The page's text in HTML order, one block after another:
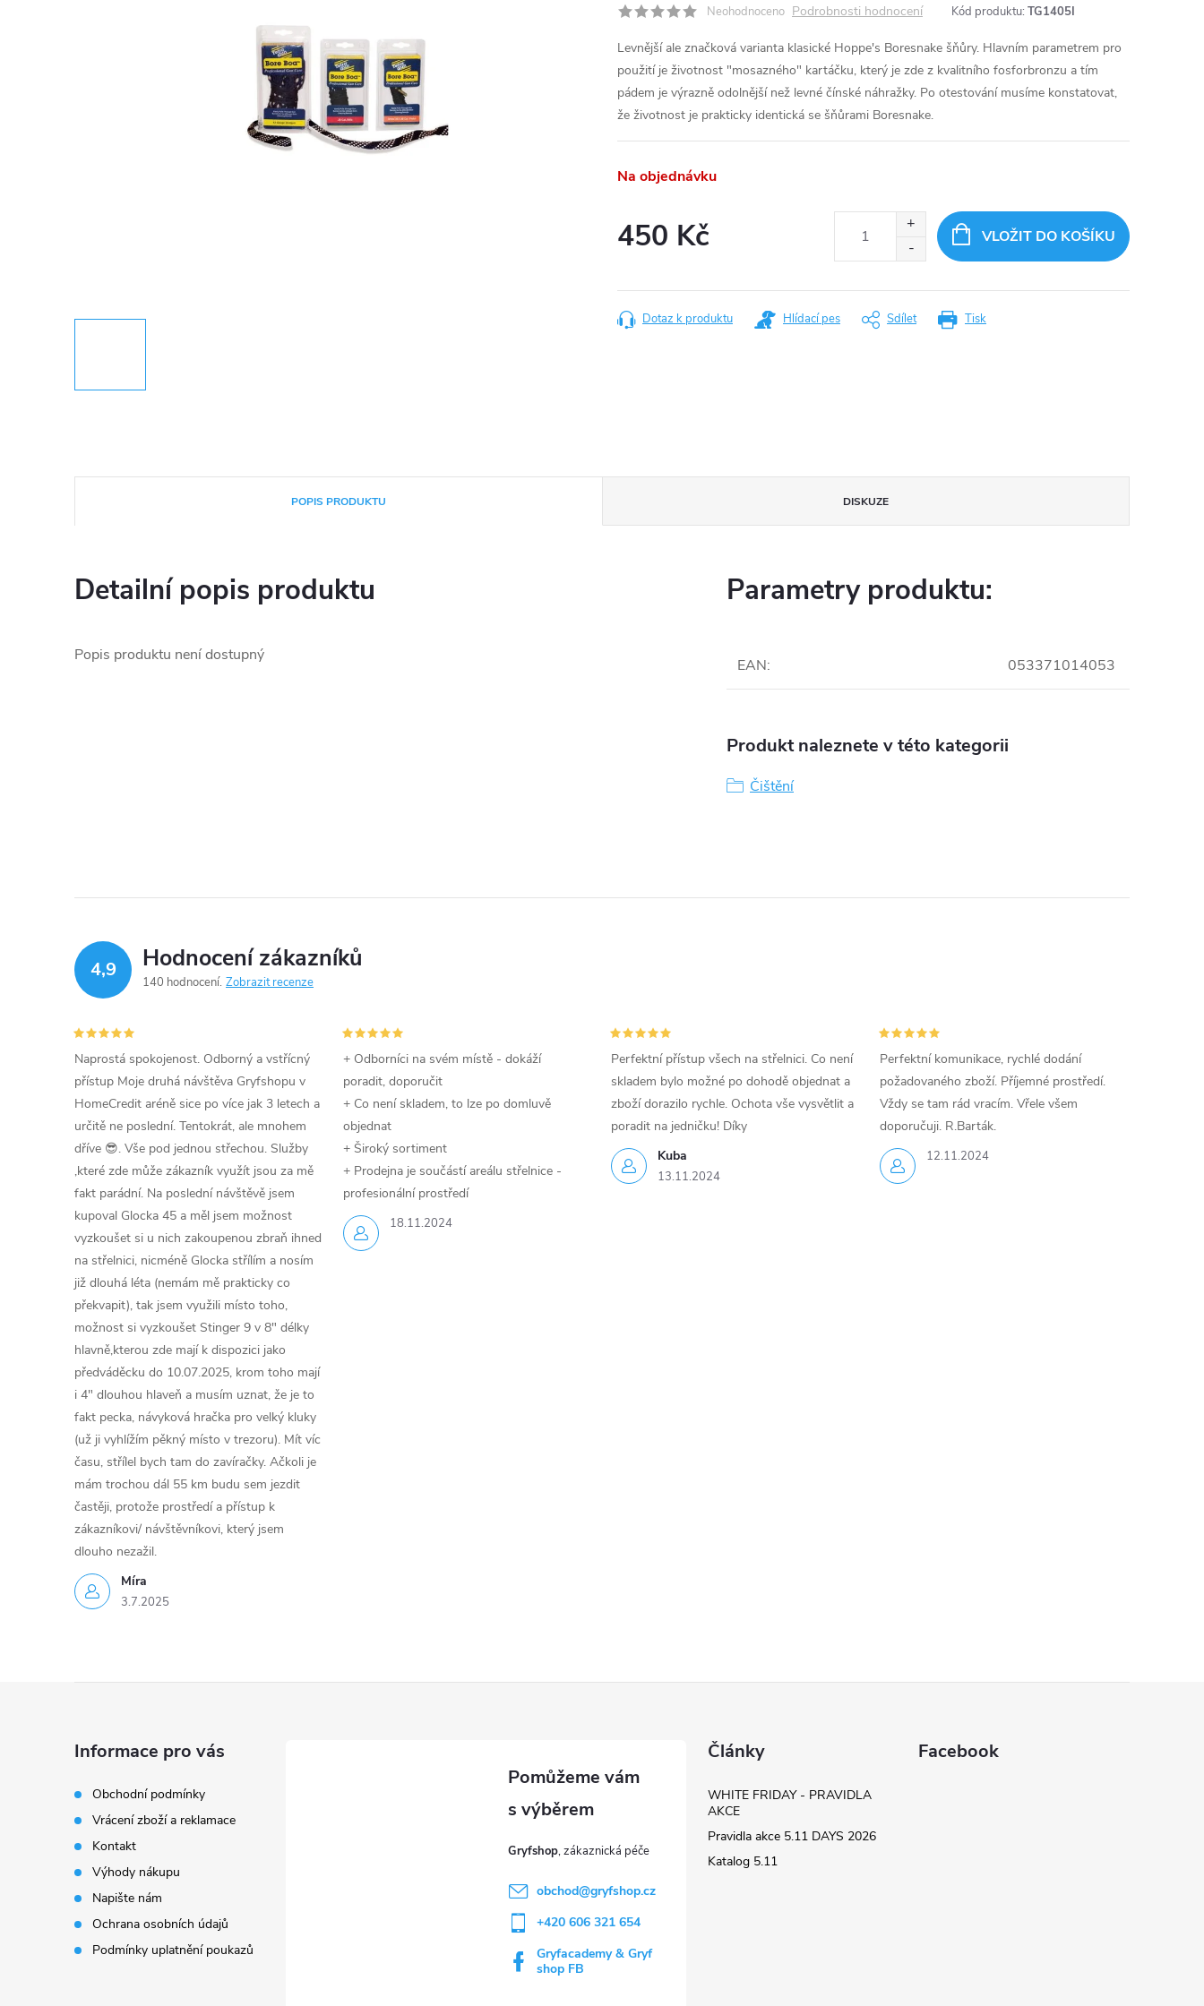
Neohodnoceno Podrobnosti hodnocení Kód produktu: TG1405I
Levnější ale značková varianta klasické Hoppe's Boresnake šňůry. Hlavním parametrem pro
použití je životnost "mosazného" kartáčku, který je zde z kvalitního fosforbronzu a tím
pádem je výrazně odolnější než levné čínské náhražky. Po otestování musíme konstatovat,
že životnost je prakticky identická se šňůrami Boresnake.
Na objednávku
450 Kč VLOŽIT DO KOŠÍKU
Tisk
Dotaz k produktu Hlídací pes Sdílet
POPIS PRODUKTU DISKUZE
Detailní popis produktu
Popis produktu není dostupný
Parametry produktu:
EAN: 053371014053
Produkt naleznete v této kategorii
Čištění
4,9 Hodnocení zákazníků
140 hodnocení Zobrazit recenze
Míra
3.7.2025
Naprostá spokojenost. Odborný a vstřícný
přístup Moje druhá návštěva Gryfshopu v
HomeCredit aréně sice po více jak 3 letech a
určitě ne poslední. Tentokrát, ale mnohem
dříve 😎. Vše pod jednou střechou. Služby
,které zde může zákazník využít jsou za mě
fakt parádní. Na poslední návštěvě jsem
kupoval Glocka 45 a měl jsem možnost
vyzkoušet si u nich zakoupenou zbraň ihned
na střelnici, nicméně Glocka střílím a nosím
již dlouhá léta (nemám mě prakticky co
překvapit), tak jsem využili místo toho,
možnost si vyzkoušet Stinger 9 v 8" délky
hlavně,kterou zde mají k dispozici jako
předváděcku do 10.07.2025, krom toho mají
i 4" dlouhou hlaveň a musím uznat, že je to
fakt pecka, návyková hračka pro velký kluky
(už ji vyhlížím pěkný místo v trezoru). Mít víc
času, střílel bych tam do zavíračky. Ačkoli je
mám trochou dál 55 km budu sem jezdit
častěji, protože prostředí a přístup k
zákazníkovi/ návštěvníkovi, který jsem
dlouho nezažil.
18.11.2024
+ Odborníci na svém místě - dokáží
poradit, doporučit
+ Co není skladem, to lze po domluvě
objednat
+ Široký sortiment
+ Prodejna je součástí areálu střelnice -
profesionální prostředí
Kuba
13.11.2024
Perfektní přístup všech na střelnici. Co není
skladem bylo možné po dohodě objednat a
zboží dorazilo rychle. Ochota vše vysvětlit a
poradit na jedničku! Díky
12.11.2024
Perfektní komunikace, rychlé dodání
požadovaného zboží. Příjemné prostředí.
Vždy se tam rád vracím. Vřele všem
doporučuji. R.Barták.
Informace pro vás
Obchodní podmínky
Vrácení zboží a reklamace
Kontakt
Výhody nákupu
Napište nám
Ochrana osobních údajů
Podmínky uplatnění poukazů
Gryfshop
obchod@gryfshop.cz
+420 606 321 654
Gryfacademy & Gryf
shop FB
Články
WHITE FRIDAY - PRAVIDLA
AKCE
Pravidla akce 5.11 DAYS 2026
Katalog 5.11
Facebook